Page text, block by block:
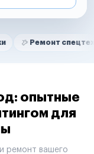
спецтехники
опытные
для
ремонт вашего